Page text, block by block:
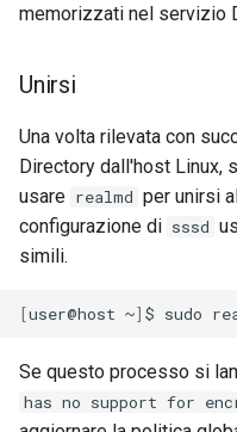
memorizzati nel servizio
Unirsi
Una volta rilevata con
Directory dall'host Linux,
usare realmd per unirsi
configurazione di sssd
simili.
[user@host ~] $ sudo
Se questo processo si
has no support for